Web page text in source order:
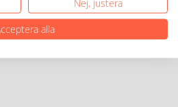
Nej, justera
alla